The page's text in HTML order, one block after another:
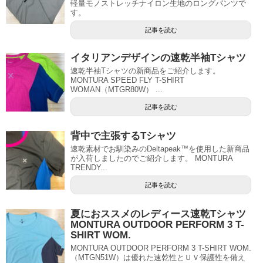
軽量モノストレッチナイロン生地のロングパンツで
す。
記事を読む
イタリアンデザインの速乾半袖Tシャツ
速乾半袖Tシャツの新商品をご紹介します。
MONTURA SPEED FLY T-SHIRT
WOMAN（MTGR80W） ...
記事を読む
背中で主張するTシャツ
速乾素材でお馴染みのDeltapeak™を使用した新商品
が入荷しましたのでご紹介します。 MONTURA
TRENDY...
記事を読む
夏におススメのレディース速乾Tシャツ
MONTURA OUTDOOR PERFORM 3 T-
SHIRT WOM.
MONTURA OUTDOOR PERFORM 3 T-SHIRT WOM.
（MTGN51W）は優れた速乾性とＵＶ保護性を備え